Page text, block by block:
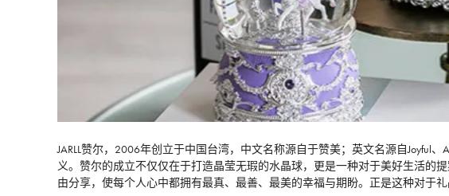
JARLL赞尔，2006年创立于中国台湾，中文名称源自于赞美；英文名源自Joyful
义。赞尔的成立不仅仅在于打造晶莹无瑕的水晶球，更是一种对于美好生活的
由分享，使每个人心中都拥有最真、最善、最美的幸福与期盼。正是这种对于